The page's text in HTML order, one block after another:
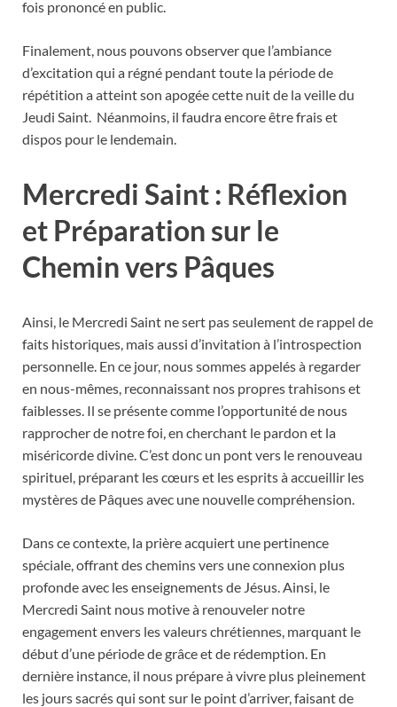
fois prononcé en public.
Finalement, nous pouvons observer que l’ambiance
d’excitation qui a régné pendant toute la période de
répétition a atteint son apogée cette nuit de la veille du
Jeudi Saint. Néanmoins, il faudra encore être frais et
dispos pour le lendemain.
Mercredi Saint : Réflexion
et Préparation sur le
Chemin vers Pâques
Ainsi, le Mercredi Saint ne sert pas seulement de rappel de
faits historiques, mais aussi d’invitation à l’introspection
personnelle. En ce jour, nous sommes appelés à regarder
en nous-mêmes, reconnaissant nos propres trahisons et
faiblesses. Il se présente comme l’opportunité de nous
rapprocher de notre foi, en cherchant le pardon et la
miséricorde divine. C’est donc un pont vers le renouveau
spirituel, préparant les cœurs et les esprits à accueillir les
mystères de Pâques avec une nouvelle compréhension.
Dans ce contexte, la prière acquiert une pertinence
spéciale, offrant des chemins vers une connexion plus
profonde avec les enseignements de Jésus. Ainsi, le
Mercredi Saint nous motive à renouveler notre
engagement envers les valeurs chrétiennes, marquant le
début d’une période de grâce et de rédemption. En
dernière instance, il nous prépare à vivre plus pleinement
les jours sacrés qui sont sur le point d’arriver, faisant de